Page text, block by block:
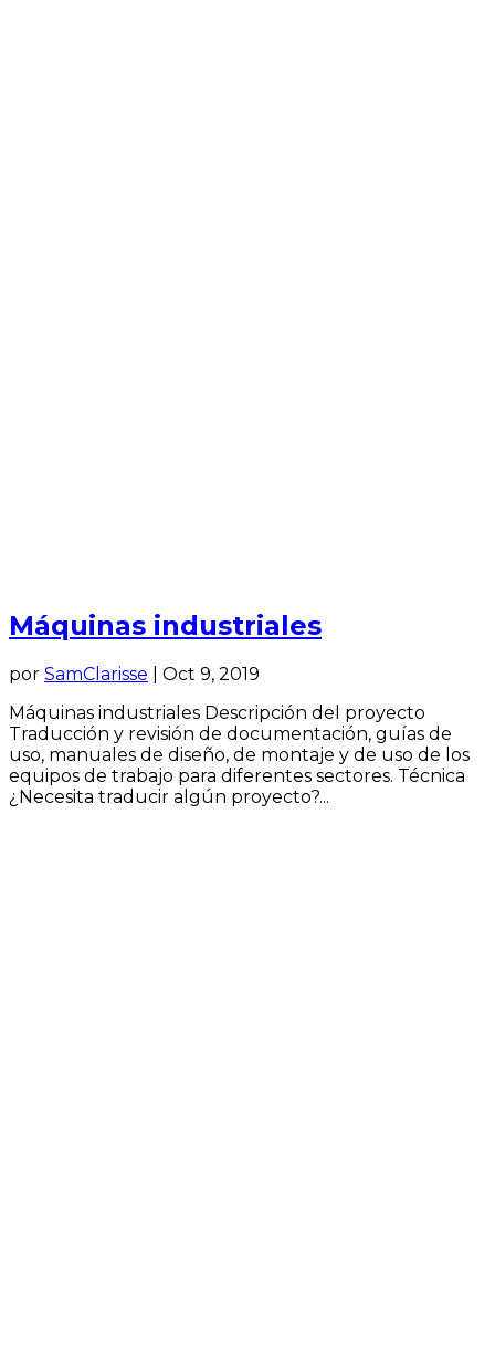
Máquinas industriales
por SamClarisse
Oct 9, 2019
Máquinas industriales Descripción del proyecto
Traducción y revisión de documentación, guías de
uso, manuales de diseño, de montaje y de uso de los
equipos de trabajo para diferentes sectores. Técnica
¿Necesita traducir algún proyecto?...